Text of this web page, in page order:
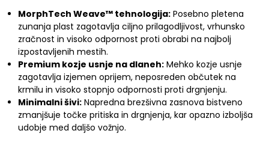
MorphTech Weave™ tehnologija: Posebno pletena
zunanja plast zagotavlja ciljno prilagodljivost, vrhunsko
zračnost in visoko odpornost proti obrabi na najbolj
izpostavljenih mestih.
Premium kozje usnje na dlaneh: Mehko kozje usnje
zagotavlja izjemen oprijem, neposreden občutek na
krmilu in visoko stopnjo odpornosti proti drgnjenju.
Minimalni šivi: Napredna brezšivna zasnova bistveno
zmanjšuje točke pritiska in drgnjenja, kar opazno izboljša
udobje med daljšo vožnjo.